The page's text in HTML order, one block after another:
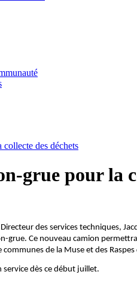
grue pour la
des services techniques,
grue. Ce nouveau camion
de la Muse et des Raspes
service dès ce début juillet.